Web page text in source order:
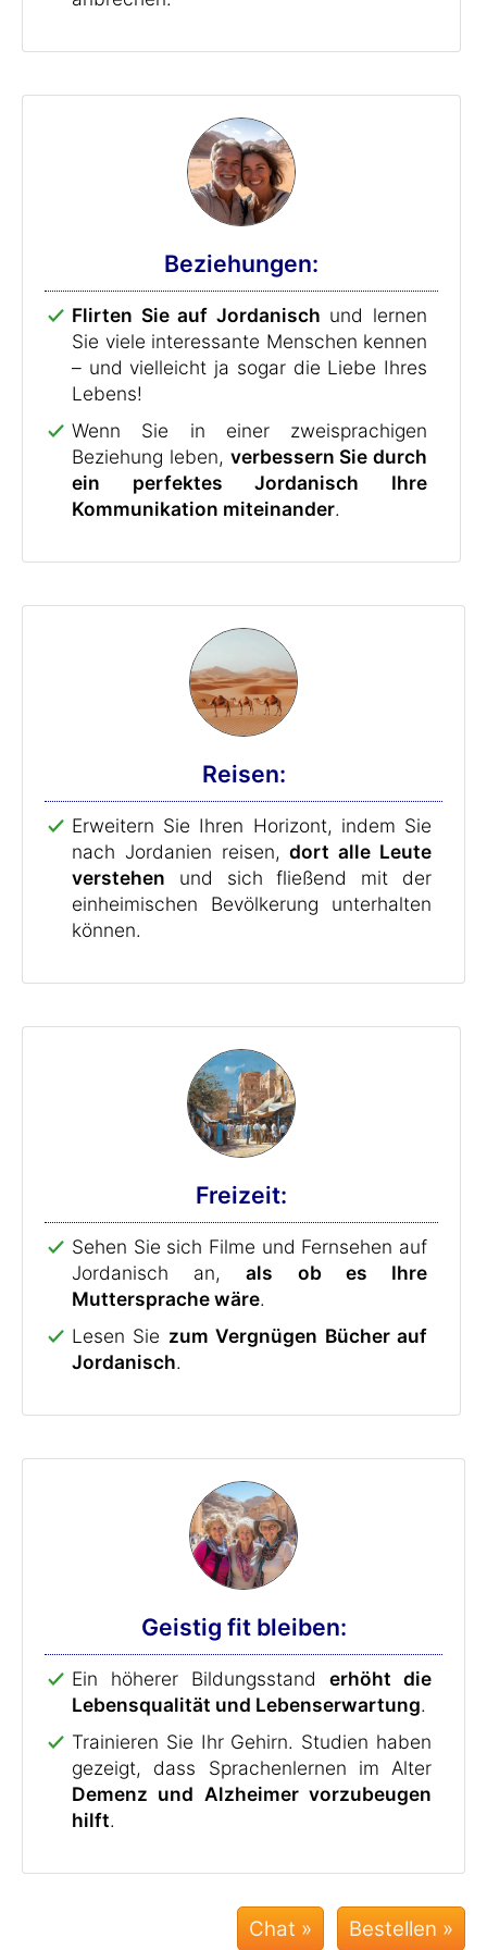
Beziehungen:
Flirten Sie auf Jordanisch und lernen
Sie viele interessante Menschen kennen
– und vielleicht ja sogar die Liebe Ihres
Lebens!
Wenn Sie in einer zweisprachigen
Beziehung leben, verbessern Sie durch
ein perfektes Jordanisch Ihre
Kommunikation miteinander.
Reisen:
Erweitern Sie Ihren Horizont, indem Sie
nach Jordanien reisen,dort alle Leute
verstehen und sich fließend mit der
einheimischen Bevölkerung unterhalten
können.
Freizeit:
Sehen Sie sich Filme und Fernsehen auf
Jordanisch an,als ob es Ihre
Muttersprache wäre.
Lesen Sie zum Vergnügen Bücher auf
Jordanisch.
Geistig fit bleiben:
Ein höherer Bildungsstand erhöht die
Lebensqualität und Lebenserwartung.
Trainieren Sie Ihr Gehirn. Studien haben
gezeigt, dass Sprachenlernen im Alter
Demenz und Alzheimer vorzubeugen
hilft.
Chat »